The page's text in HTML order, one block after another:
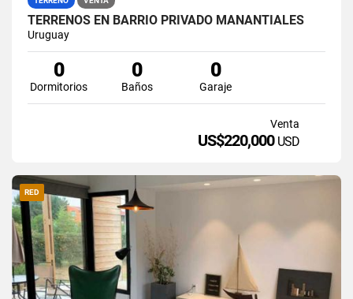
TERRENOS EN BARRIO PRIVADO MANANTIALES
Uruguay
0
Dormitorios
0
Baños
0
Garaje
Venta
US$220,000 USD
RED